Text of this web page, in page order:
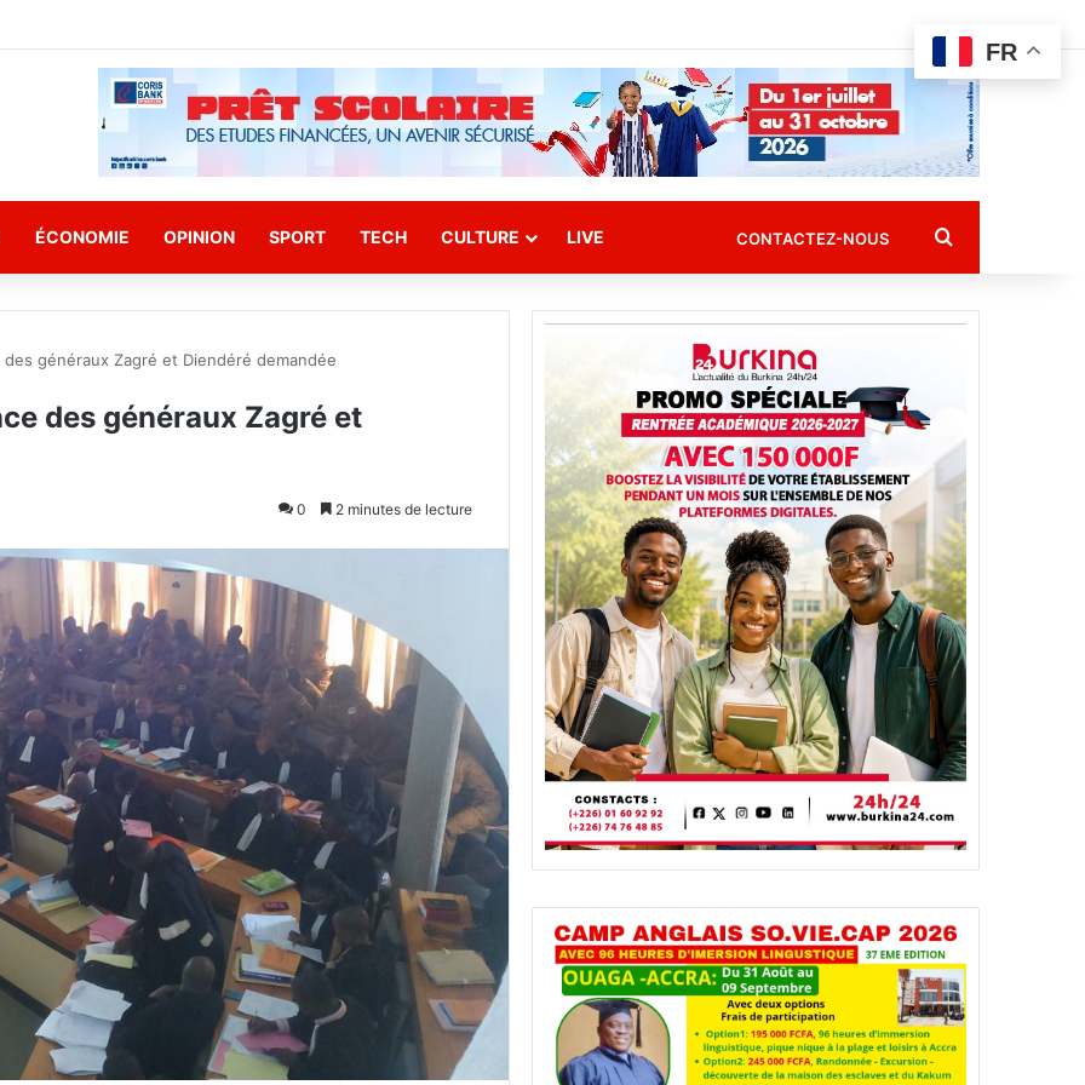
ÉCONOMIE OPINION SPORT TECH CULTURE LIVE CONTACTEZ-NOUS Rechercher
généraux Zagré et Diendéré demandée
des généraux Zagré et
0 2 minutes de lecture
FR